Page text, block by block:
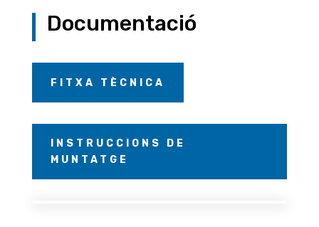
Documentació
FITXA TÈCNICA
INSTRUCCIONS DE
MUNTATGE